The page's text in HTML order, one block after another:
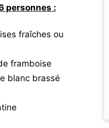
personnes :
fraîches ou
framboise
blanc brassé